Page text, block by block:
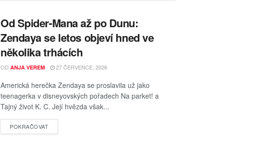
Od Spider-Mana až po Dunu:
Zendaya se letos objeví hned ve
několika trhácích
OD ANJA VEREM 27 ČERVENCE, 2026
Americká herečka Zendaya se proslavila už jako
teenagerka v disneyovských pořadech Na parket! a
Tajný život K. C. Její hvězda však...
POKRAČOVAT